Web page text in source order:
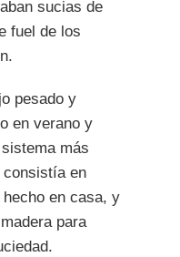
sucias de
fuel de los
pesado y
en verano y
más
consistía en
en casa, y
para